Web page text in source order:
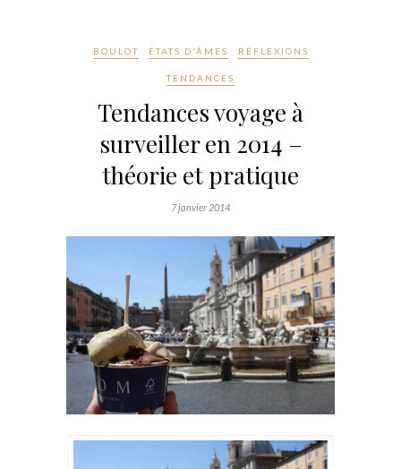
BOULOT ÉTATS D'ÂMES RÉFLEXIONS
TENDANCES
Tendances voyage à
surveiller en 2014 –
théorie et pratique
7 janvier 2014